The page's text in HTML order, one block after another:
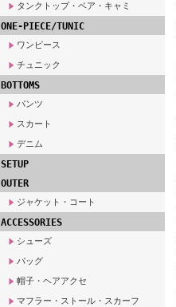
タンクトップ・ベア・キャミ
ONE-PIECE/TUNIC
ワンピース
チュニック
BOTTOMS
パンツ
スカート
デニム
SETUP
OUTER
ジャケット・コート
ACCESSORIES
シューズ
バッグ
帽子・ヘアアクセ
マフラー・ストール・スカーフ